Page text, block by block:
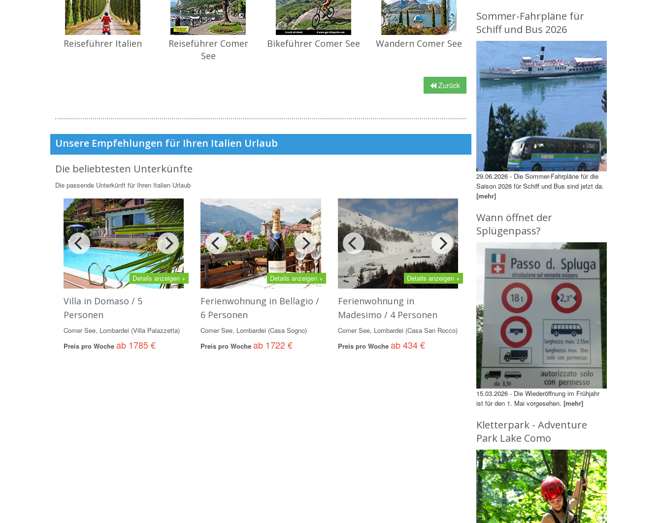
Reiseführer Italien
Reiseführer Comer
See
Bikeführer Comer See Wandern Comer See
Zurück
Unsere Empfehlungen für Ihren Italien Urlaub
Die beliebtesten Unterkünfte
Die passende Unterkünft für Ihren Italien Urlaub
Details anzeigen +
Villa in Domaso / 5
Personen
Comer See, Lombardei (Villa Palazzetta)
Preis pro Woche ab 1785 €
Details anzeigen +
Ferienwohnung in Bellagio /
6 Personen
Comer See, Lombardei (Casa Sogno)
Preis pro Wocheab 1722 €
Details anzeigen +
Ferienwohnung in
Madesimo / 4 Personen
Comer See, Lombardei (Casa San Rocco)
Preis pro Woche ab 434 €
Sommer-Fahrpläne für
Schiff und Bus 2026
29.06.2026 - Die Sommer-Fahrpläne für die
Saison 2026 für Schiff und Bus sind jetzt da.
[mehr]
Wann öffnet der
Splügenpass?
15.03.2026 - Die Wiederöffnung im Frühjahr
ist für den 1. Mai vorgesehen. [mehr]
Kletterpark - Adventure
Park Lake Como